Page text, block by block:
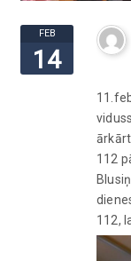
FEB
14
112
112,